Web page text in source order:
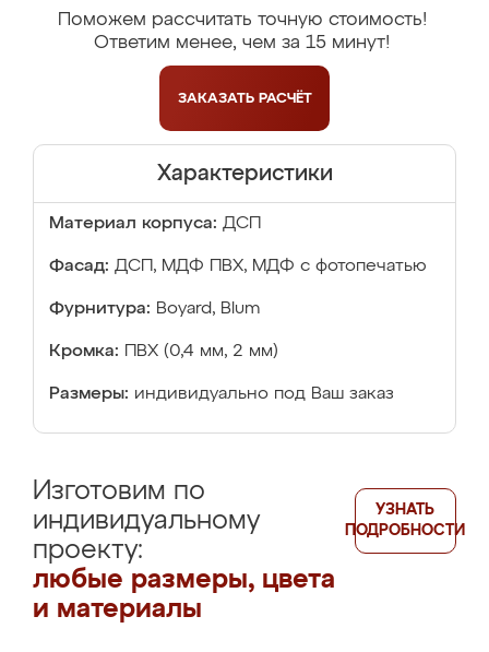
Поможем рассчитать точную стоимость!
Ответим менее, чем за 15 минут!
ЗАКАЗАТЬ РАСЧЁТ
Характеристики
Материал корпуса: ДСП
Фасад: ДСП, МДФ ПВХ, МДФ с фотопечатью
Фурнитура: Boyard, Blum
Кромка: ПВХ (0,4 мм, 2 мм)
Размеры: индивидуально под Ваш заказ
Изготовим по
индивидуальному
проекту:
любые размеры, цвета
и материалы
УЗНАТЬ
ПОДРОБНОСТИ